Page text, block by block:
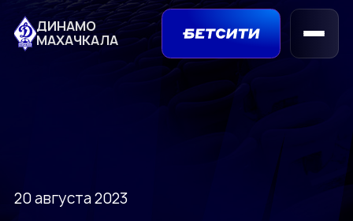
ДИНАМО
МАХАЧКАЛА
20 августа 2023